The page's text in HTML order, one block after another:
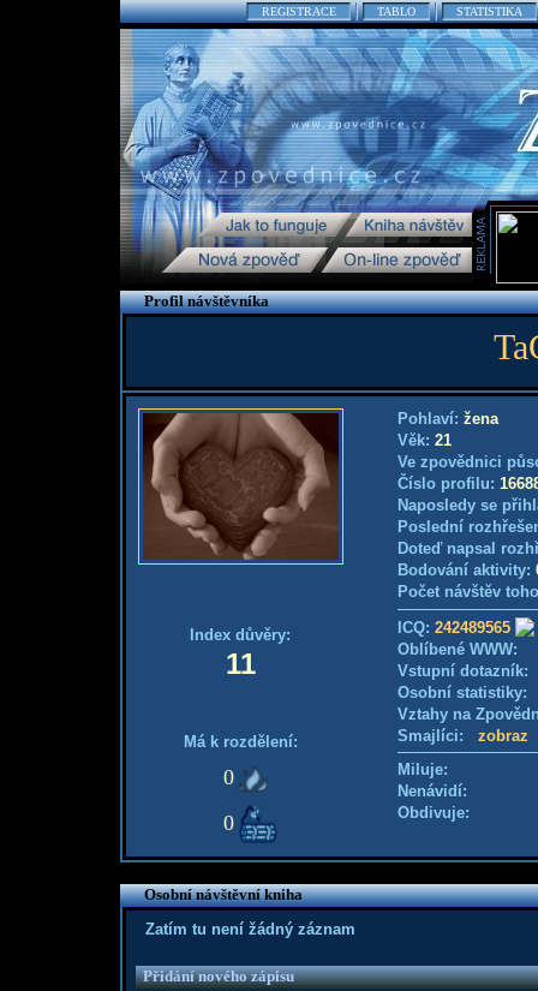
REGISTRACE TABLO STATISTIKA
Profil návštěvníka
Index důvěry:
11
Má k rozdělení:
0
0
Pohlaví: žena
Věk: 21
Ve zpovědnici
Číslo profilu:
Naposledy se
Poslední
Doteď napsal
Bodování aktivity:
Počet návštěv
ICQ: 242489565
Oblíbené WWW:
Vstupní
Osobní
Vztahy na
Smajlíci: zobraz
Miluje:
Nenávidí:
Obdivuje:
Osobní návštěvní kniha
Zatím tu není žádný záznam
Přidání nového zápisu